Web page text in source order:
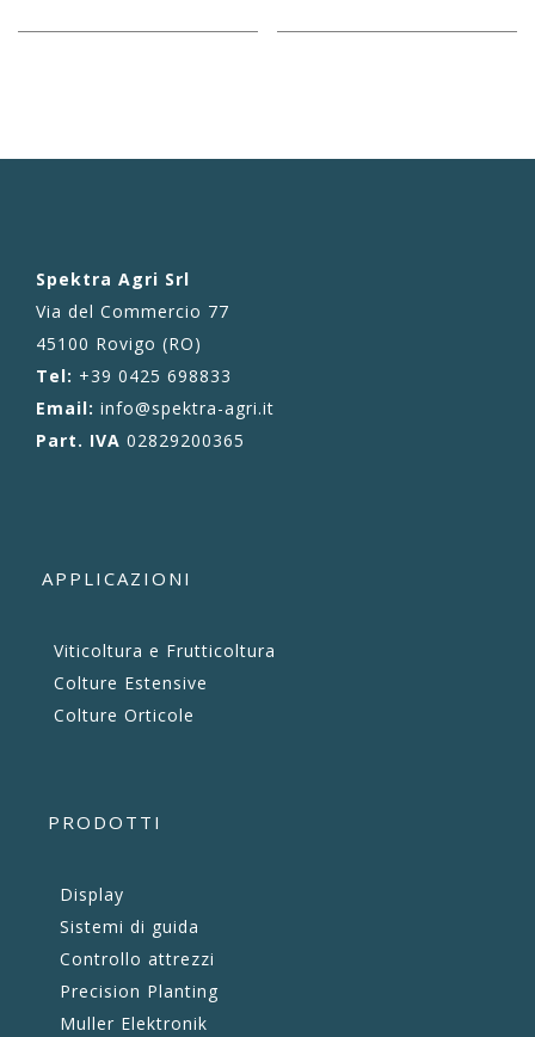
Spektra Agri Srl
Via del Commercio 77
45100 Rovigo (RO)
Tel: +39 0425 698833
Email: info@spektra-agri.it
Part. IVA 02829200365
APPLICAZIONI
Viticoltura e Frutticoltura
Colture Estensive
Colture Orticole
PRODOTTI
Display
Sistemi di guida
Controllo attrezzi
Precision Planting
Muller Elektronik